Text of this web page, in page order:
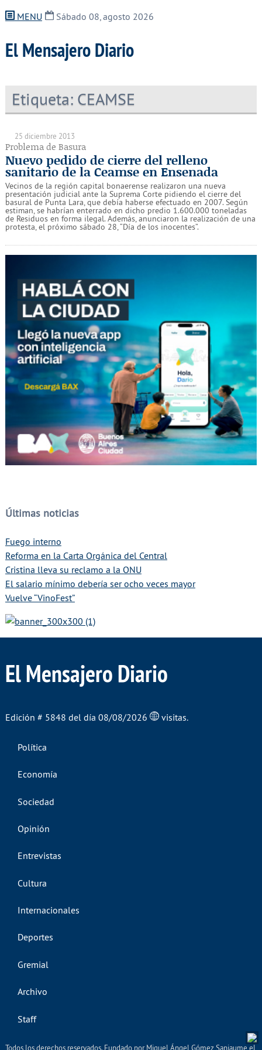
MENU Sábado 08, agosto 2026
El Mensajero Diario
Etiqueta: CEAMSE
25 diciembre 2013
Problema de Basura
Nuevo pedido de cierre del relleno
sanitario de la Ceamse en Ensenada
Vecinos de la región capital bonaerense realizaron una nueva
presentación judicial ante la Suprema Corte pidiendo el cierre del
basural de Punta Lara, que debía haberse efectuado en 2007. Según
estiman, se habrían enterrado en dicho predio 1.600.000 toneladas
de Residuos en forma ilegal. Además, anunciaron la realización de una
protesta, el próximo sábado 28, “Día de los inocentes”.
Últimas noticias
Fuego interno
Reforma en la Carta Orgánica del Central
Cristina lleva su reclamo a la ONU
El salario mínimo debería ser ocho veces mayor
Vuelve “VinoFest”
El Mensajero Diario
Edición # 5848 del día 08/08/2026 visitas.
Política
Economía
Sociedad
Opinión
Entrevistas
Cultura
Internacionales
Deportes
Gremial
Archivo
Staff
Todos los derechos reservados. Fundado por Miguel Ángel Gómez Sanjaume el